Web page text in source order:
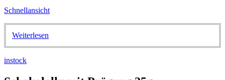
Schnellansicht
Weiterlesen
instock